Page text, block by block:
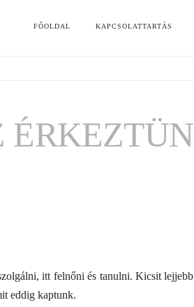
FŐOLDAL KAPCSOLATTARTÁS
itt felnőni és tanulni. Kicsit
eddig kaptunk.